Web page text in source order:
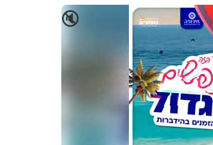
🔇